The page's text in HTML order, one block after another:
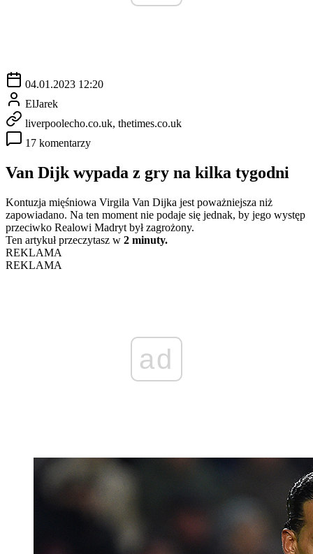
04.01.2023 12:20
ElJarek
liverpoolecho.co.uk, thetimes.co.uk
17 komentarzy
Van Dijk wypada z gry na kilka tygodni
Kontuzja mięśniowa Virgila Van Dijka jest poważniejsza niż
zapowiadano. Na ten moment nie podaje się jednak, by jego występ
przeciwko Realowi Madryt był zagrożony.
Ten artykuł przeczytasz w 2 minuty.
REKLAMA
REKLAMA
ad